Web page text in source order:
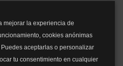
mejorar la experiencia de
cookies anónimas
aceptarlas o personalizar
tu consentimiento en cualquier